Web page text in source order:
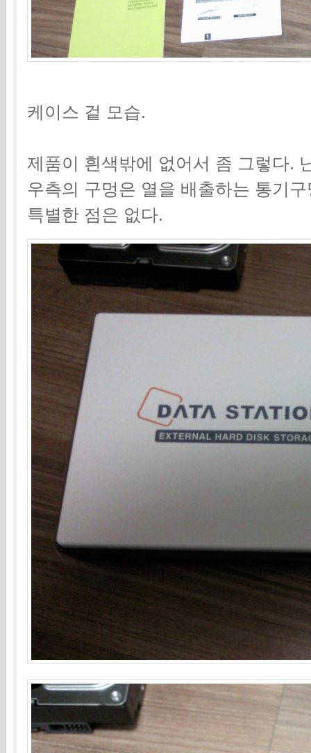
케이스 겉 모습.
제품이 흰색밖에 없어서 좀 그렇다.
우측의 구멍은 열을 배출하는 통기구
특별한 점은 없다.